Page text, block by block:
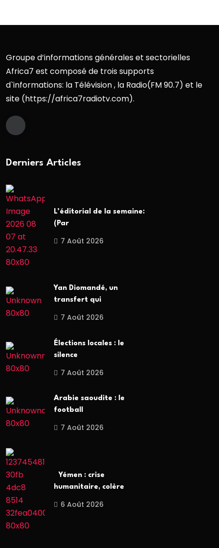
Groupe d’informations générales et sectorielles
Africa7 est composé de trois supports
d`informations: la Télévision , la Radio(FM 90.7) et le
site (https://africa7radiotv.com).
Derniers Articles
L’éditorial de la semaine:
(Par
7 Août 2026
Yan Diomandé, un
transfert qui
7 Août 2026
Élections locales : le
silence
7 Août 2026
Arabie saoudite : le
football
7 Août 2026
Yémen : crise
humanitaire, colère
6 Août 2026